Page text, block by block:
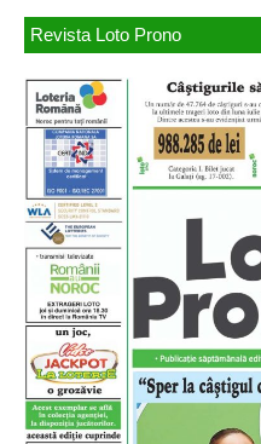
Revista Loto Prono